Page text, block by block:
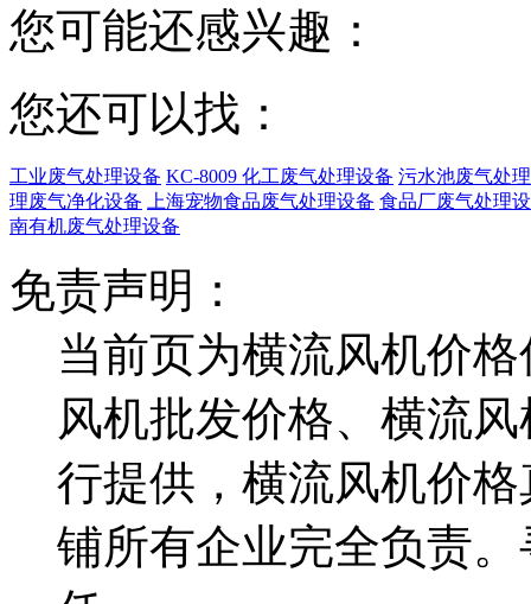
您可能还感兴趣：
您还可以找：
工业废气处理设备 KC-8009 化工废气处理设备 污水池废气处
理废气净化设备
上海宠物食品废气处理设备 食品厂废气处理
南有机废气处理设备
免责声明：
当前页为横流风机价
风机批发价格、横流
行提供，横流风机价
铺所有企业完全负责